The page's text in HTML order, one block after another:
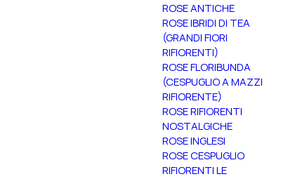
ROSE ANTICHE
ROSE IBRIDI DI TEA
(GRANDI FIORI
RIFIORENTI)
ROSE FLORIBUNDA
(CESPUGLIO A MAZZI
RIFIORENTE)
ROSE RIFIORENTI
NOSTALGICHE
ROSE INGLESI
ROSE CESPUGLIO
RIFIORENTI LE